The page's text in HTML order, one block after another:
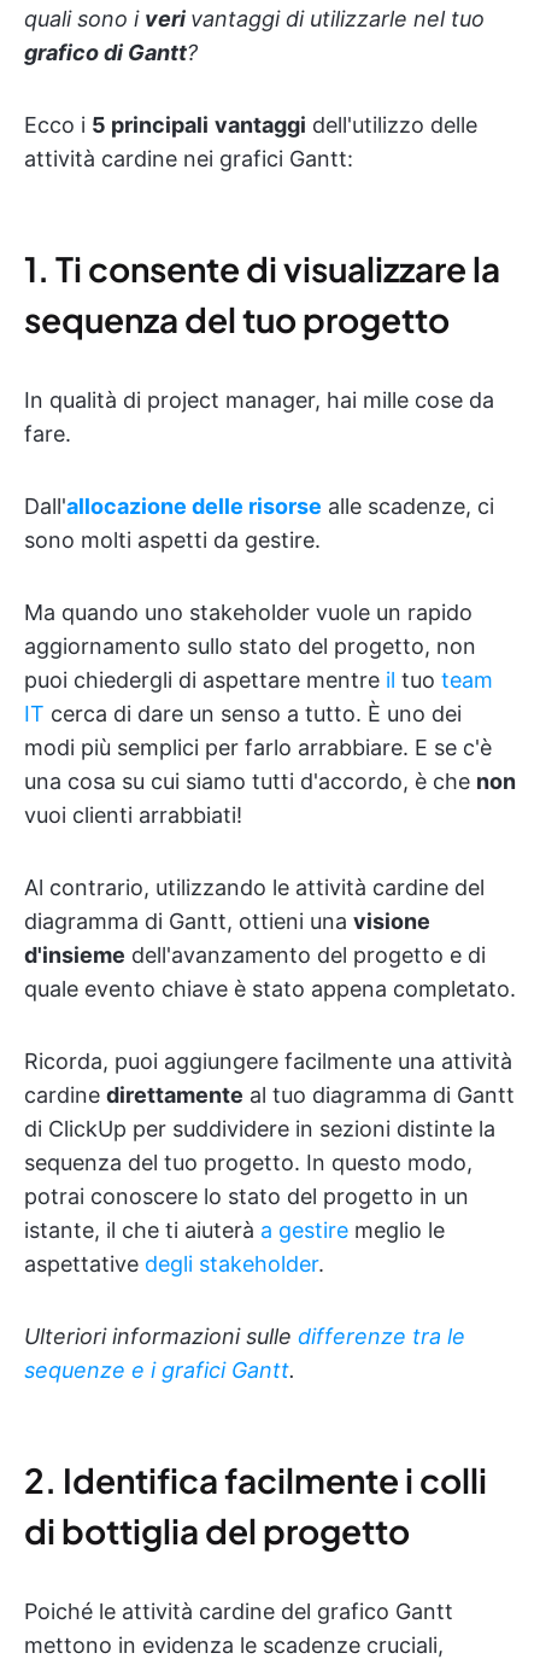
quali sono i veri vantaggi di utilizzarle nel tuo
grafico di Gantt?
Ecco i 5 principali vantaggi dell'utilizzo delle
attività cardine nei grafici Gantt:
1. Ti consente di visualizzare la
sequenza del tuo progetto
In qualità di project manager, hai mille cose da
fare.
Dall'allocazione delle risorse alle scadenze, ci
sono molti aspetti da gestire.
Ma quando uno stakeholder vuole un rapido
aggiornamento sullo stato del progetto, non
puoi chiedergli di aspettare mentre il tuo team
IT cerca di dare un senso a tutto. È uno dei
modi più semplici per farlo arrabbiare. E se c'è
una cosa su cui siamo tutti d'accordo, è che non
vuoi clienti arrabbiati!
Al contrario, utilizzando le attività cardine del
diagramma di Gantt, ottieni una visione
d'insieme dell'avanzamento del progetto e di
quale evento chiave è stato appena completato.
Ricorda, puoi aggiungere facilmente una attività
cardine direttamente al tuo diagramma di Gantt
di ClickUp per suddividere in sezioni distinte la
sequenza del tuo progetto. In questo modo,
potrai conoscere lo stato del progetto in un
istante, il che ti aiuterà a gestire meglio le
aspettative degli stakeholder.
Ulteriori informazioni sulle differenze tra le
sequenze e i grafici Gantt.
2. Identifica facilmente i colli
di bottiglia del progetto
Poiché le attività cardine del grafico Gantt
mettono in evidenza le scadenze cruciali,